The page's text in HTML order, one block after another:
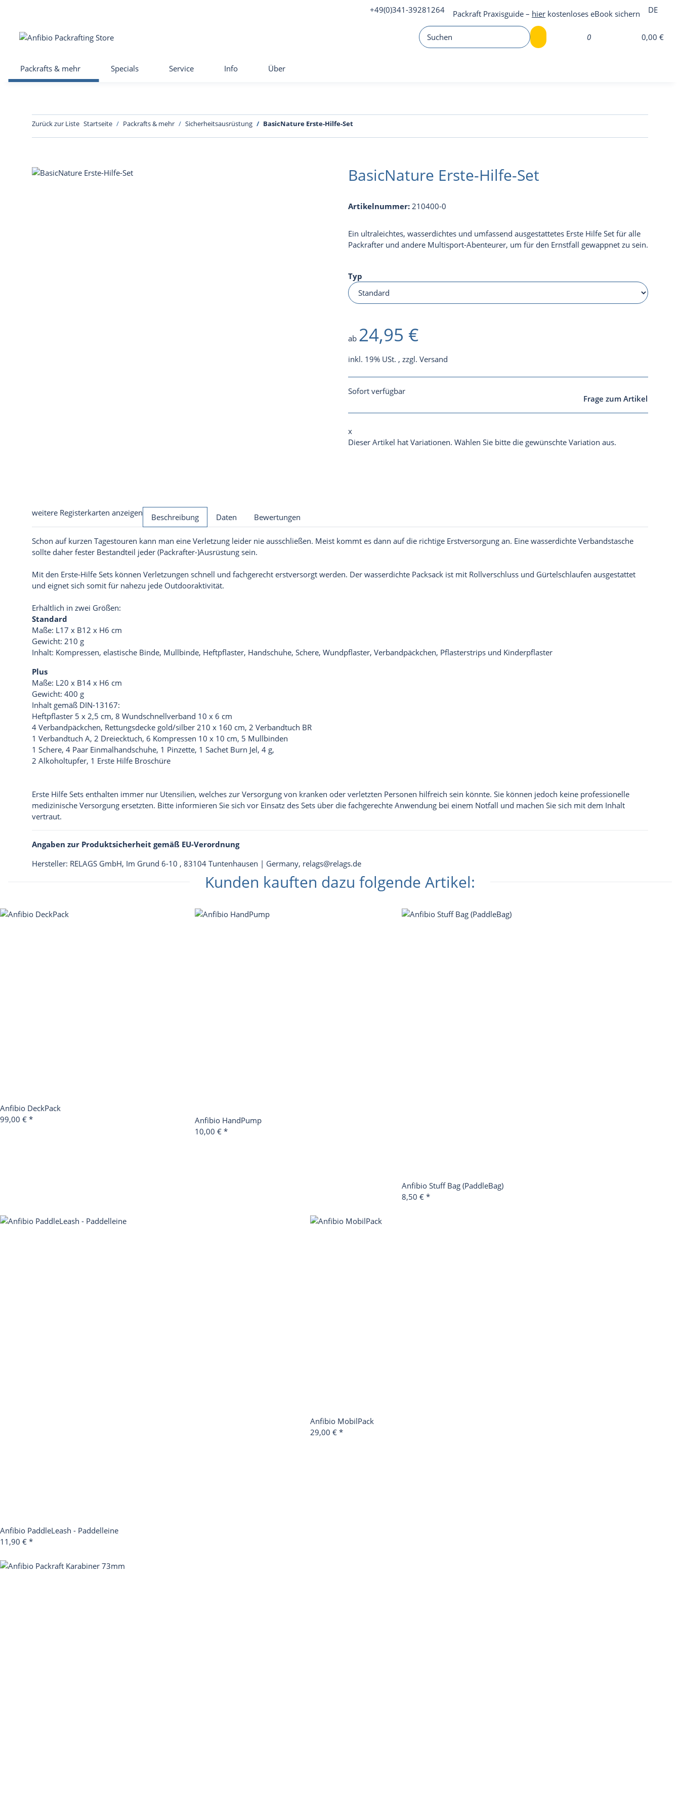
DE
Packraft Praxisguide – hier kostenloses eBook sichern
+49(0)341-39281264
0 0,00 €
Packrafts & mehr Specials Service Info Über
Zurück zur Liste Startseite Packrafts & mehr Sicherheitsausrüstung BasicNature Erste-Hilfe-Set
BasicNature Erste-Hilfe-Set
Artikelnummer: 210400-0
Ein ultraleichtes, wasserdichtes und umfassend ausgestattetes Erste Hilfe Set für alle
Packrafter und andere Multisport-Abenteurer, um für den Ernstfall gewappnet zu sein.
Typ
ab 24,95 €
inkl. 19% USt. , zzgl. Versand
Sofort verfügbar
Frage zum Artikel
x
Dieser Artikel hat Variationen. Wählen Sie bitte die gewünschte Variation aus.
weitere Registerkarten anzeigen Beschreibung Daten Bewertungen
Schon auf kurzen Tagestouren kann man eine Verletzung leider nie ausschließen. Meist kommt es dann auf die richtige Erstversorgung an. Eine wasserdichte Verbandstasche
sollte daher fester Bestandteil jeder (Packrafter-)Ausrüstung sein.
Mit den Erste-Hilfe Sets können Verletzungen schnell und fachgerecht erstversorgt werden. Der wasserdichte Packsack ist mit Rollverschluss und Gürtelschlaufen ausgestattet
und eignet sich somit für nahezu jede Outdooraktivität.
Erhältlich in zwei Größen:
Standard
Maße: L17 x B12 x H6 cm
Gewicht: 210 g
Inhalt: Kompressen, elastische Binde, Mullbinde, Heftpflaster, Handschuhe, Schere, Wundpflaster, Verbandpäckchen, Pflasterstrips und Kinderpflaster
Plus
Maße: L20 x B14 x H6 cm
Gewicht: 400 g
Inhalt gemäß DIN-13167:
Heftpflaster 5 x 2,5 cm, 8 Wundschnellverband 10 x 6 cm
4 Verbandpäckchen, Rettungsdecke gold/silber 210 x 160 cm, 2 Verbandtuch BR
1 Verbandtuch A, 2 Dreiecktuch, 6 Kompressen 10 x 10 cm, 5 Mullbinden
1 Schere, 4 Paar Einmalhandschuhe, 1 Pinzette, 1 Sachet Burn Jel, 4 g,
2 Alkoholtupfer, 1 Erste Hilfe Broschüre
Erste Hilfe Sets enthalten immer nur Utensilien, welches zur Versorgung von kranken oder verletzten Personen hilfreich sein könnte. Sie können jedoch keine professionelle
medizinische Versorgung ersetzten. Bitte informieren Sie sich vor Einsatz des Sets über die fachgerechte Anwendung bei einem Notfall und machen Sie sich mit dem Inhalt
vertraut.
Angaben zur Produktsicherheit gemäß EU-Verordnung
Hersteller: RELAGS GmbH, Im Grund 6-10 , 83104 Tuntenhausen | Germany, relags@relags.de
Kunden kauften dazu folgende Artikel:
Anfibio DeckPack
99,00 € *
Anfibio HandPump
10,00 € *
Anfibio Stuff Bag (PaddleBag)
8,50 € *
Anfibio PaddleLeash - Paddelleine
11,90 € *
Anfibio MobilPack
29,00 € *